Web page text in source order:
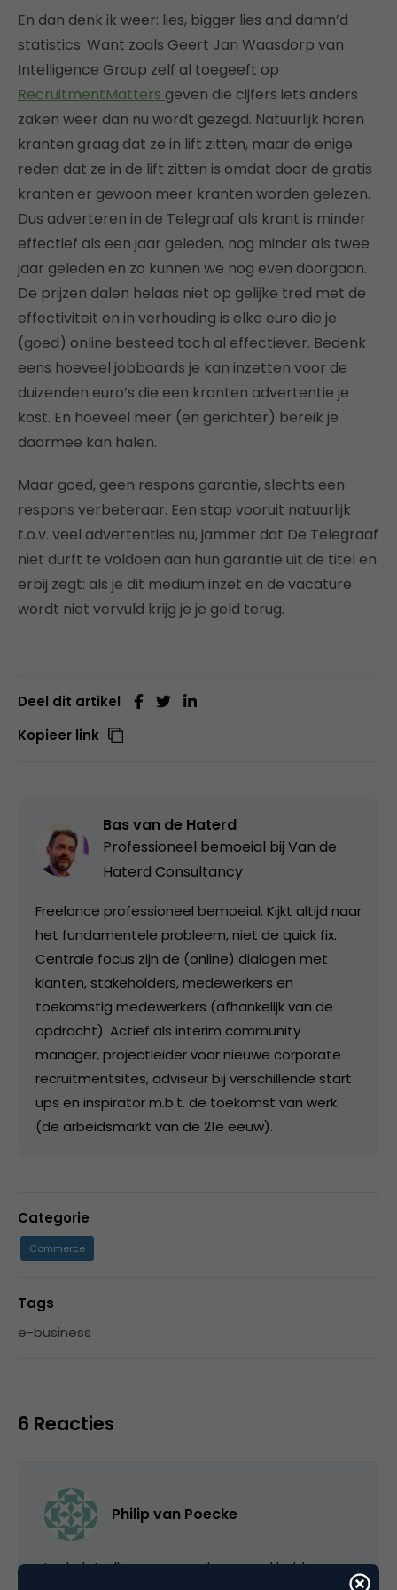
En dan denk ik weer: lies, bigger lies and damn’d
statistics. Want zoals Geert Jan Waasdorp van
Intelligence Group zelf al toegeeft op
RecruitmentMatters geven die cijfers iets anders
zaken weer dan nu wordt gezegd. Natuurlijk horen
kranten graag dat ze in lift zitten, maar de enige
reden dat ze in de lift zitten is omdat door de gratis
kranten er gewoon meer kranten worden gelezen.
Dus adverteren in de Telegraaf als krant is minder
effectief als een jaar geleden, nog minder als twee
jaar geleden en zo kunnen we nog even doorgaan.
De prijzen dalen helaas niet op gelijke tred met de
effectiviteit en in verhouding is elke euro die je
(goed) online besteed toch al effectiever. Bedenk
eens hoeveel jobboards je kan inzetten voor de
duizenden euro’s die een kranten advertentie je
kost. En hoeveel meer (en gerichter) bereik je
daarmee kan halen.
Maar goed, geen respons garantie, slechts een
respons verbeteraar. Een stap vooruit natuurlijk
t.o.v. veel advertenties nu, jammer dat De Telegraaf
niet durft te voldoen aan hun garantie uit de titel en
erbij zegt: als je dit medium inzet en de vacature
wordt niet vervuld krijg je je geld terug.
Deel dit artikel
Kopieer link
Bas van de Haterd
Professioneel bemoeial bij Van de
Haterd Consultancy
Freelance professioneel bemoeial. Kijkt altijd naar
het fundamentele probleem, niet de quick fix.
Centrale focus zijn de (online) dialogen met
klanten, stakeholders, medewerkers en
toekomstig medewerkers (afhankelijk van de
opdracht). Actief als interim community
manager, projectleider voor nieuwe corporate
recruitmentsites, adviseur bij verschillende start
ups en inspirator m.b.t. de toekomst van werk
(de arbeidsmarkt van de 21e eeuw).
Categorie
Commerce
Tags
e-business
6 Reacties
Philip van Poecke
Leuk dat jullie een en ander zo snel hebben